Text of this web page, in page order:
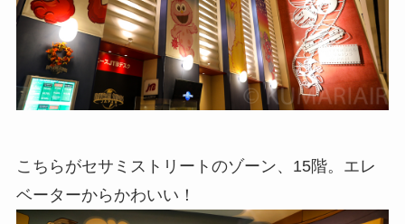
こちらがセサミストリートのゾーン、15階。エレ
ベーターからかわいい！